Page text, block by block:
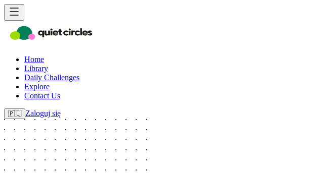
Home
Library
Daily Challenges
Explore
Contact Us
🇵🇱 Zaloguj się